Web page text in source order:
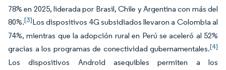
78% en 2025, liderada por Brasil, Chile y Argentina con más del
80%.[3]Los dispositivos 4G subsidiados llevaron a Colombia al
74%, mientras que la adopción rural en Perú se aceleró al 52%
gracias a los programas de conectividad gubernamentales.[4]
Los dispositivos Android asequibles permiten a los